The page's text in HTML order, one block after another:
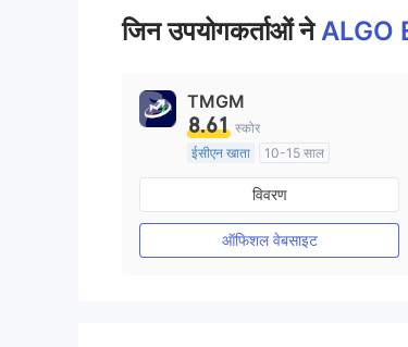
जिन उपयोगकर्ताओं नेALGO
TMGM
8.61 स्कोर
ईसीएन खाता
10-15 साल
ऑस्ट्रेलिया विनियमन
मार्केट मेकिंग (एमएम)
मुख्य-लेबल MT4
विवरण
ऑफिशल वेबसाइट